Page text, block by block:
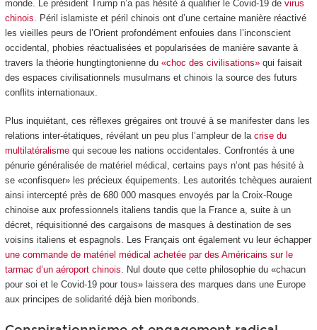
monde. Le président Trump n’a pas hésité à qualifier le Covid-19 de virus
chinois . Péril islamiste et péril chinois ont d’une certaine manière réactivé
les vieilles peurs de l’Orient profondément enfouies dans l’inconscient
occidental, phobies réactualisées et popularisées de manière savante à
travers la théorie hungtingtonienne du «choc des civilisations»qui faisait
des espaces civilisationnels musulmans et chinois la source des futurs
conflits internationaux.
Plus inquiétant, ces réflexes grégaires ont trouvé à se manifester dans les
relations inter-étatiques, révélant un peu plus l’ampleur de la crise du
multilatéralismequi secoue les nations occidentales. Confrontés à une
pénurie généralisée de matériel médical, certains pays n’ont pas hésité à
se «confisquer» les précieux équipements. Les autorités tchèques auraient
ainsi intercepté près de 680 000 masques envoyés par la Croix-Rouge
chinoise aux professionnels italiens tandis que la France a, suite à un
décret, réquisitionné des cargaisons de masques à destination de ses
voisins italiens et espagnols. Les Français ont également vu leur échapper
une commande de matériel médical achetée par des Américains sur le
tarmac d’un aéroport chinois. Nul doute que cette philosophie du «chacun
pour soi et le Covid-19 pour tous» laissera des marques dans une Europe
aux principes de solidarité déjà bien moribonds.